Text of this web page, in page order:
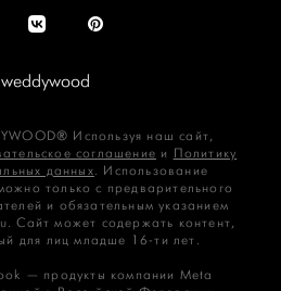
Используя наш сайт,
соглашение и
Политику
данных . Использование
только с предварительного
и обязательным указанием
Сайт может содержать контент,
для лиц младше 16‑ти лет.
— продукты компании Meta